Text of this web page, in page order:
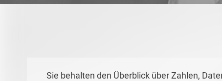
Sie behalten den Überblick über Zahlen,